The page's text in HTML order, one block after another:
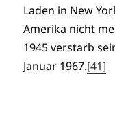
Laden in New
Amerika nicht
1945 verstarb
Januar 1967.[41]